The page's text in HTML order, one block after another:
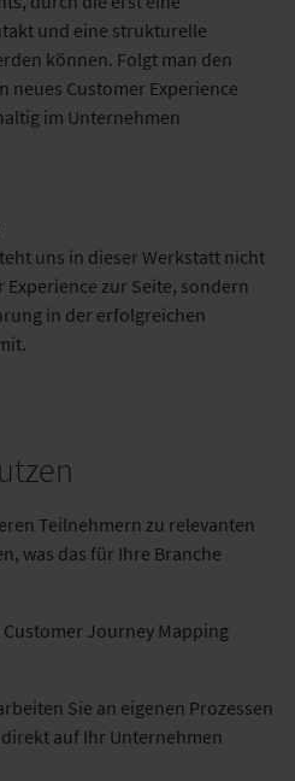
und eine strukturelle
können. Folgt man den
neues Customer Experience
im Unternehmen
uns in dieser Werkstatt nicht
zur Seite, sondern
in der erfolgreichen
Teilnehmern zu relevanten
was das für Ihre Branche
Journey Mapping
Sie an eigenen Prozessen
auf Ihr Unternehmen